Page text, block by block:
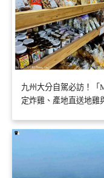
九州大分自駕必訪！「
定炸雞、產地直送地雞